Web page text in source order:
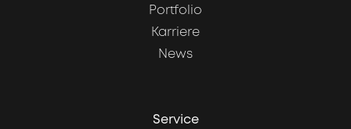
Portfolio
Karriere
News
Service